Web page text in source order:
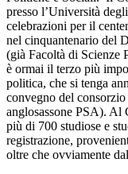
presso l’Università
celebrazioni per il
nel cinquantenario del
(già Facoltà di Scienze
è ormai il terzo più
politica, che si tenga
convegno del
anglosassone PSA). Al
più di 700 studiose e
registrazione,
oltre che ovviamente